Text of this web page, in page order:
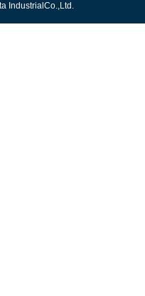
IndustrialCo.,Ltd.